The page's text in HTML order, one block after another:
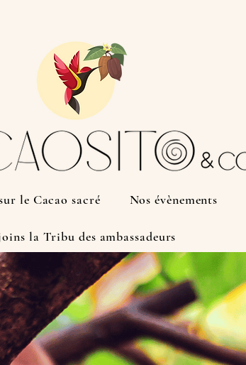
le Cacao sacré Nos évènements
la Tribu des ambassadeurs